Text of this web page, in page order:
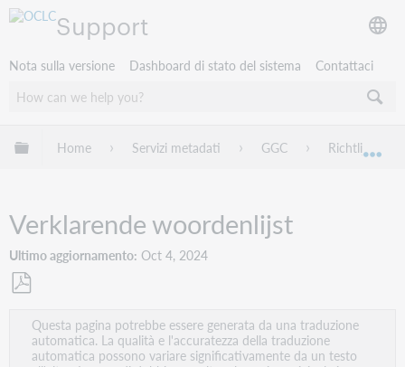
Support
Nota sulla versione Dashboard di stato del sistema Contattaci
Espandi/comprimi la gerarchia globale
Home Servizi metadati GGC Richtlijnen
Verklarende woordenlijst
Ultimo aggiornamento Oct 4, 2024
come
PDF
Questa pagina potrebbe essere generata da una traduzione
automatica. La qualità e l'accuratezza della traduzione
automatica possono variare significativamente da un testo